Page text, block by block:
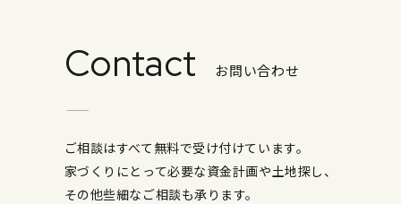
Contact お問い合わせ
ご相談はすべて無料で受け付けています。
家づくりにとって必要な資金計画や土地探し、
その他些細なご相談も承ります。